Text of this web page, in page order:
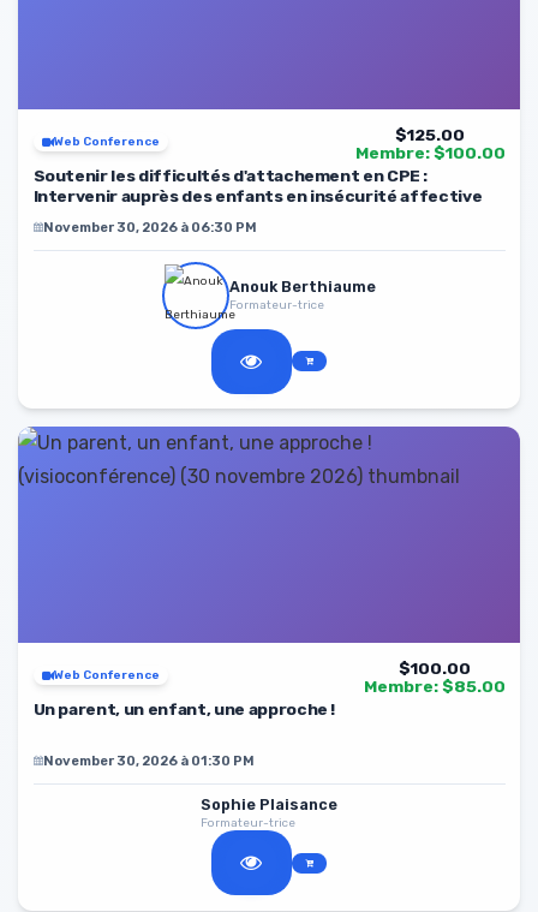
Web Conference
$125.00
Membre: $100.00
Soutenir les difficultés d'attachement en CPE :
Intervenir auprès des enfants en insécurité affective
November 30, 2026 à 06:30 PM
Anouk Berthiaume
Formateur-trice
Web Conference
$100.00
Membre: $85.00
Un parent, un enfant, une approche !
November 30, 2026 à 01:30 PM
Sophie Plaisance
Formateur-trice